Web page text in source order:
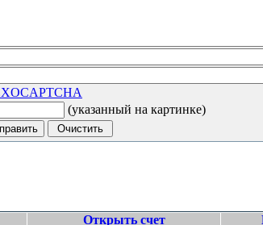
(указанный на картинке)
Открыть счет